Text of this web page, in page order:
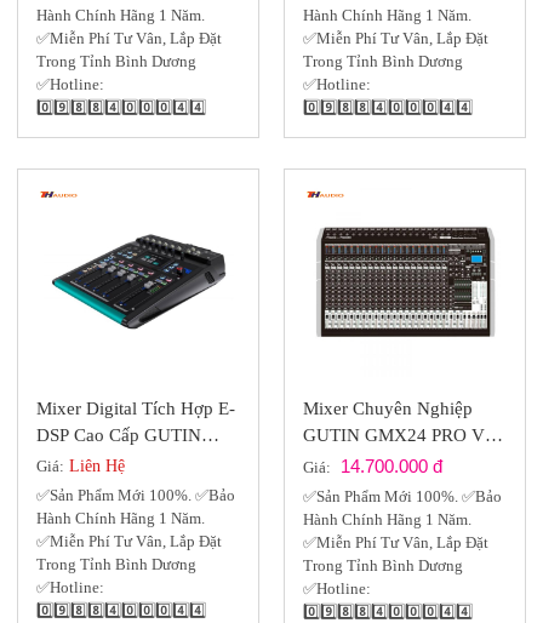
Hành Chính Hãng 1 Năm.
✅Miễn Phí Tư Vân, Lắp Đặt
Trong Tỉnh Bình Dương
✅Hotline:
0️⃣9️⃣8️⃣8️⃣4️⃣0️⃣0️⃣0️⃣4️⃣4️⃣
Hành Chính Hãng 1 Năm.
✅Miễn Phí Tư Vân, Lắp Đặt
Trong Tỉnh Bình Dương
✅Hotline:
0️⃣9️⃣8️⃣8️⃣4️⃣0️⃣0️⃣0️⃣4️⃣4️⃣
Mixer Digital Tích Hợp E-
DSP Cao Cấp GUTIN
GQU-18 - 8 Input
Giá: Liên Hệ
✅Sản Phẩm Mới 100%. ✅Bảo
Hành Chính Hãng 1 Năm.
✅Miễn Phí Tư Vân, Lắp Đặt
Trong Tỉnh Bình Dương
✅Hotline:
0️⃣9️⃣8️⃣8️⃣4️⃣0️⃣0️⃣0️⃣4️⃣4️⃣
Mixer Chuyên Nghiệp
GUTIN GMX24 PRO Với
DSP48 Bit, 20 Mono XLR
IN, 4 STEREO IN
Giá: 14.700.000 đ
✅Sản Phẩm Mới 100%. ✅Bảo
Hành Chính Hãng 1 Năm.
✅Miễn Phí Tư Vân, Lắp Đặt
Trong Tỉnh Bình Dương
✅Hotline:
0️⃣9️⃣8️⃣8️⃣4️⃣0️⃣0️⃣0️⃣4️⃣4️⃣